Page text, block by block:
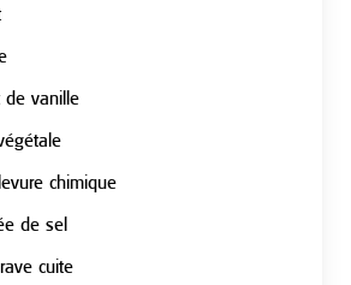
de vanille
chimique
de sel
cuite